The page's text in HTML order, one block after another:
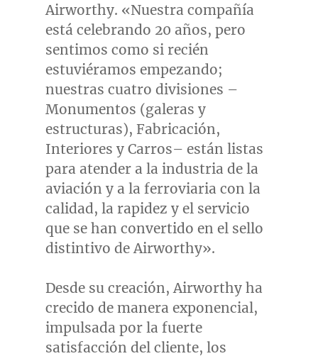
Airworthy. «Nuestra compañía
está celebrando 20 años, pero
sentimos como si recién
estuviéramos empezando;
nuestras cuatro divisiones –
Monumentos (galeras y
estructuras), Fabricación,
Interiores y Carros– están listas
para atender a la industria de la
aviación y a la ferroviaria con la
calidad, la rapidez y el servicio
que se han convertido en el sello
distintivo de Airworthy».
Desde su creación, Airworthy ha
crecido de manera exponencial,
impulsada por la fuerte
satisfacción del cliente, los